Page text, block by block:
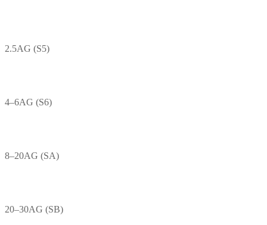
2.5AG (S5)
4–6AG (S6)
8–20AG (SA)
20–30AG (SB)